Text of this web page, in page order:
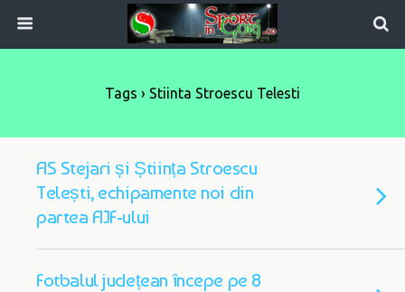
Tags › Stiinta Stroescu Telesti
AS Stejari și Știința Stroescu
Telești, echipamente noi din
partea AJF-ului
Fotbalul județean începe pe 8